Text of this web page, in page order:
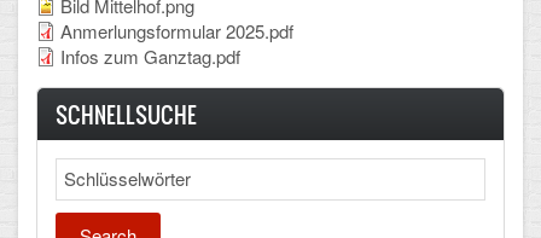
Bild Mittelhof.png
Anmerlungsformular 2025.pdf
Infos zum Ganztag.pdf
SCHNELLSUCHE
Search